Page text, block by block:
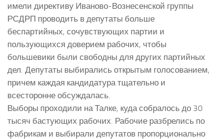
имели директиву Иваново-Вознесенской группы
РСДРП проводить в депутаты больше
беспартийных, сочувствующих партии и
пользующихся доверием рабочих, чтобы
большевики были свободны для других партийных
дел. Депутаты выбирались открытым голосованием,
причем каждая кандидатура тщательно и
всесторонне обсуждалась.
Выборы проходили на Талке, куда собралось до 30
тысяч бастующих рабочих. Рабочие разбрелись по
фабрикам и выбирали депутатов пропорционально